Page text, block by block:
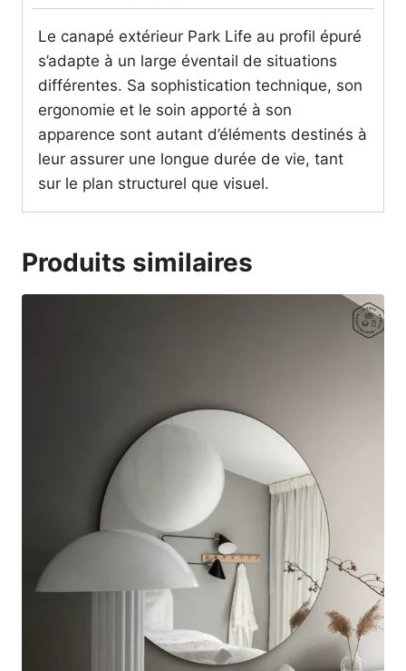
Le canapé extérieur Park Life au profil épuré
s’adapte à un large éventail de situations
différentes. Sa sophistication technique, son
ergonomie et le soin apporté à son
apparence sont autant d’éléments destinés à
leur assurer une longue durée de vie, tant
sur le plan structurel que visuel.
Produits similaires